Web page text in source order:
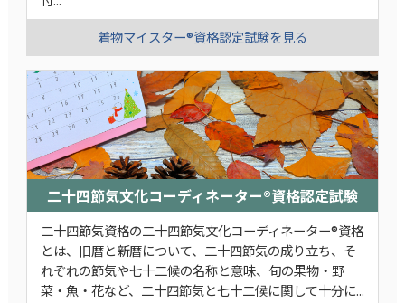
着物マイスター®資格認定試験を見る
二十四節気文化コーディネーター®資格認定試験
二十四節気資格の二十四節気文化コーディネーター®資格
とは、旧暦と新暦について、二十四節気の成り立ち、そ
れぞれの節気や七十二候の名称と意味、旬の果物・野
菜・魚・花など、二十四節気と七十二候に関して十分に...